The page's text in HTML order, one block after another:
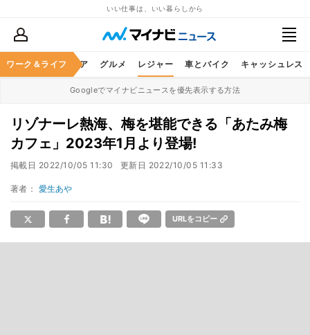
いい仕事は、いい暮らしから
ワーク＆ライフ
暮らし ヘルスケア グルメ レジャー 車とバイク キャッシュレス
Googleでマイナビニュースを優先表示する方法
リゾナーレ熱海、梅を堪能できる「あたみ梅
カフェ」2023年1月より登場!
掲載日 2022/10/05 11:30 更新日 2022/10/05 11:33
著者： 愛生あや
URLをコピー